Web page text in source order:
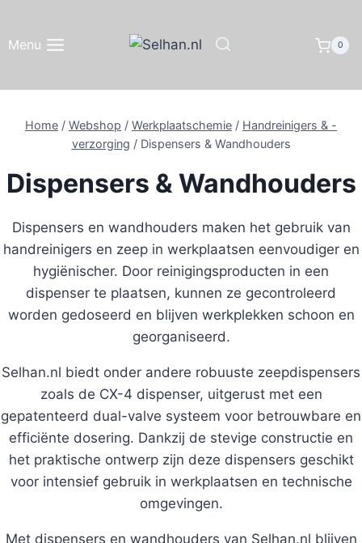
inhoud
Menu 0
Home / Webshop / Werkplaatschemie / Handreinigers & -
verzorging / Dispensers & Wandhouders
Dispensers & Wandhouders
Dispensers en wandhouders maken het gebruik van
handreinigers en zeep in werkplaatsen eenvoudiger en
hygiënischer. Door reinigingsproducten in een
dispenser te plaatsen, kunnen ze gecontroleerd
worden gedoseerd en blijven werkplekken schoon en
georganiseerd.
Selhan.nl biedt onder andere robuuste zeepdispensers
zoals de CX-4 dispenser, uitgerust met een
gepatenteerd dual-valve systeem voor betrouwbare en
efficiënte dosering. Dankzij de stevige constructie en
het praktische ontwerp zijn deze dispensers geschikt
voor intensief gebruik in werkplaatsen en technische
omgevingen.
Met dispensers en wandhouders van Selhan.nl blijven